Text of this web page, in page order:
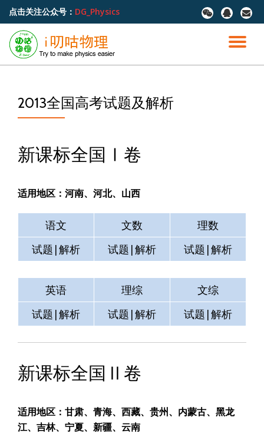
容
点击关注公众号： DG_Physics
fa-
wechat
fa-
qq
fa-
切
2013全国高考试题及解析
新课标全国Ⅰ卷
适用地区：河南、河北、山西
语文 文数
理数
试题|解析
试题|解析 试题|解析
英语 理综
文综
试题|解析
试题|解析 试题|解析
新课标全国Ⅱ卷
适用地区：甘肃、青海、西藏、贵州、内蒙古、黑龙
江、吉林、宁夏、新疆、云南